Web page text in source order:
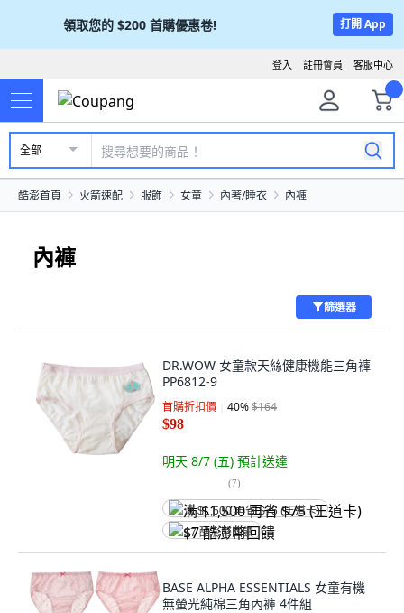
領取您的 $200 首購優惠卷! 打開 App
客服中心
註冊會員
登入
全部
酷澎首頁 火箭速配 服飾 女童 內著/睡衣 內褲
內褲
篩選器
DR.WOW 女童款天絲健康機能三角褲
PP6812-9
首購折扣價 40%$164
$98
明天 8/7 (五) 預計送達
(7)
满 $1,500 再省 $75 (王道卡)
$7 酷澎幣回饋
BASE ALPHA ESSENTIALS 女童有機
無螢光純棉三角內褲 4件組